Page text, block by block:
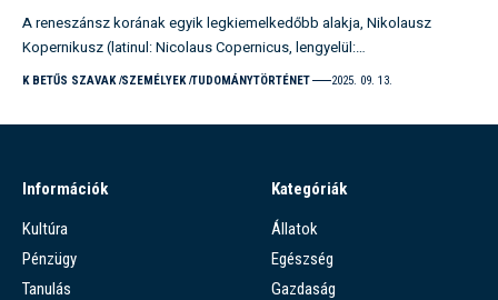
A reneszánsz korának egyik legkiemelkedőbb alakja, Nikolausz
Kopernikusz (latinul: Nicolaus Copernicus, lengyelül:…
K BETŰS SZAVAK SZEMÉLYEK TUDOMÁNYTÖRTÉNET 2025. 09. 13.
Információk
Kultúra
Pénzügy
Tanulás
Kategóriák
Állatok
Egészség
Gazdaság